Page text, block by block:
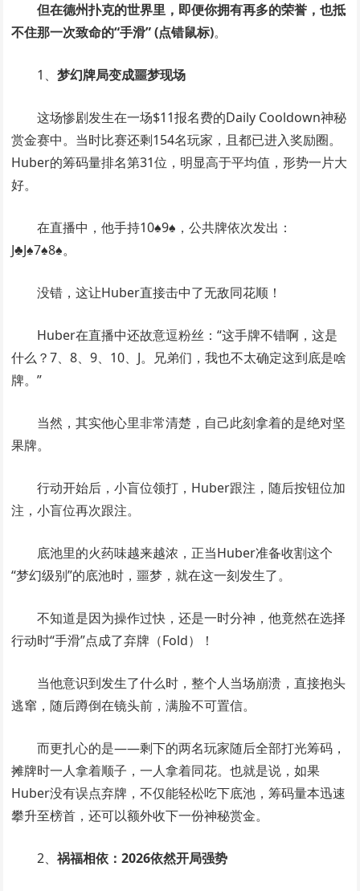
但在德州扑克的世界里，即便你拥有再多的荣誉，也抵
不住那一次致命的“手滑” (点错鼠标)。
1、梦幻牌局变成噩梦现场
这场惨剧发生在一场$11报名费的Daily Cooldown神秘
赏金赛中。当时比赛还剩154名玩家，且都已进入奖励圈。
Huber的筹码量排名第31位，明显高于平均值，形势一片大
好。
在直播中，他手持10♠9♠，公共牌依次发出：
J♣J♠7♠8♠。
没错，这让Huber直接击中了无敌同花顺！
Huber在直播中还故意逗粉丝：“这手牌不错啊，这是
什么？7、8、9、10、J。兄弟们，我也不太确定这到底是啥
牌。”
当然，其实他心里非常清楚，自己此刻拿着的是绝对坚
果牌。
行动开始后，小盲位领打，Huber跟注，随后按钮位加
注，小盲位再次跟注。
底池里的火药味越来越浓，正当Huber准备收割这个
“梦幻级别”的底池时，噩梦，就在这一刻发生了。
不知道是因为操作过快，还是一时分神，他竟然在选择
行动时“手滑”点成了弃牌（Fold）！
当他意识到发生了什么时，整个人当场崩溃，直接抱头
逃窜，随后蹲倒在镜头前，满脸不可置信。
而更扎心的是——剩下的两名玩家随后全部打光筹码，
摊牌时一人拿着顺子，一人拿着同花。也就是说，如果
Huber没有误点弃牌，不仅能轻松吃下底池，筹码量本迅速
攀升至榜首，还可以额外收下一份神秘赏金。
2、祸福相依：2026依然开局强势